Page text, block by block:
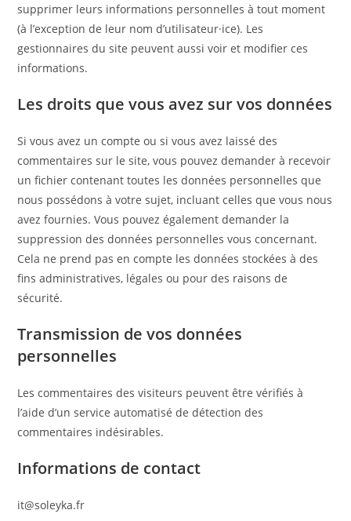
supprimer leurs informations personnelles à tout moment
(à l’exception de leur nom d’utilisateur·ice). Les
gestionnaires du site peuvent aussi voir et modifier ces
informations.
Les droits que vous avez sur vos données
Si vous avez un compte ou si vous avez laissé des
commentaires sur le site, vous pouvez demander à recevoir
un fichier contenant toutes les données personnelles que
nous possédons à votre sujet, incluant celles que vous nous
avez fournies. Vous pouvez également demander la
suppression des données personnelles vous concernant.
Cela ne prend pas en compte les données stockées à des
fins administratives, légales ou pour des raisons de
sécurité.
Transmission de vos données
personnelles
Les commentaires des visiteurs peuvent être vérifiés à
l’aide d’un service automatisé de détection des
commentaires indésirables.
Informations de contact
it@soleyka.fr